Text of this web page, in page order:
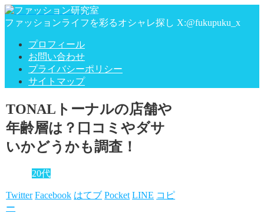
ファッションライフを彩るオシャレ探し X:@fukupuku_x
プロフィール
お問い合わせ
プライバシーポリシー
サイトマップ
TONALトーナルの店舗や
年齢層は？口コミやダサ
いかどうかも調査！
20代
Twitter Facebook はてブ Pocket LINE コピ
ー